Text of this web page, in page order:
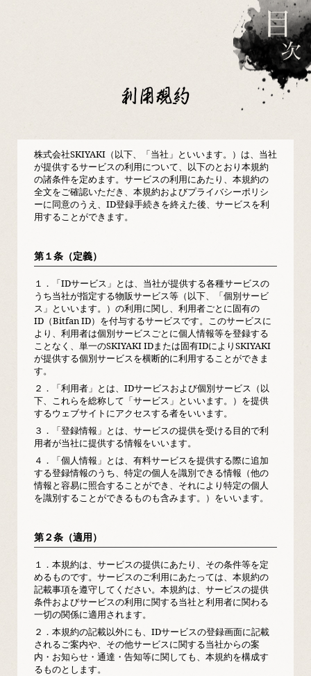
利用規約
株式会社SKIYAKI（以下、「当社」といいます。）は、当社
が提供するサービスの利用について、以下のとおり本規約
の諸条件を定めます。サービスの利用にあたり、本規約の
全文をご確認いただき、本規約およびプライバシーポリシ
ーに同意のうえ、ID登録手続きを終えた後、サービスを利
用することができます。
第１条（定義）
１．
「IDサービス」とは、当社が提供する各種サービスの
うち当社が指定する物販サービス等（以下、「個別サービ
ス」といいます。）の利用に関し、利用者ごとに固有の
ID（Bitfan ID）を付与するサービスです。このサービスに
より、利用者は個別サービスごとに個人情報等を登録する
ことなく、単一のSKIYAKI IDまたは固有IDによりSKIYAKI
が提供する個別サービスを横断的に利用することができま
す。
２．
「利用者」とは、IDサービスおよび個別サービス（以
下、これらを総称して「サービス」といいます。）を提供
するウェブサイトにアクセスする者をいいます。
３．
「登録情報」とは、サービスの提供を受ける目的で利
用者が当社に提供する情報をいいます。
４．
「個人情報」とは、有料サービスを提供する際に追加
する登録情報のうち、特定の個人を識別できる情報（他の
情報と容易に照合することができ、それにより特定の個人
を識別することができるものも含みます。）をいいます。
第２条（適用）
１． 本規約は、サービスの提供にあたり、その条件等を定
めるものです。サービスのご利用にあたっては、本規約の
記載事項を遵守してください。本規約は、サービスの提供
条件およびサービスの利用に関する当社と利用者に関わる
一切の関係に適用されます。
２． 本規約の記載以外にも、IDサービスの登録画面に記載
されるご案内や、その他サービスに関する当社からの案
内・お知らせ・通達・告知等に関しても、本規約を構成す
るものとします。